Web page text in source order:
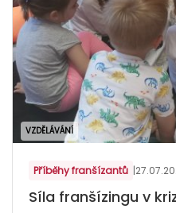
VZDĚLÁVÁNÍ
Příběhy franšízantů |
Síla franšízingu v